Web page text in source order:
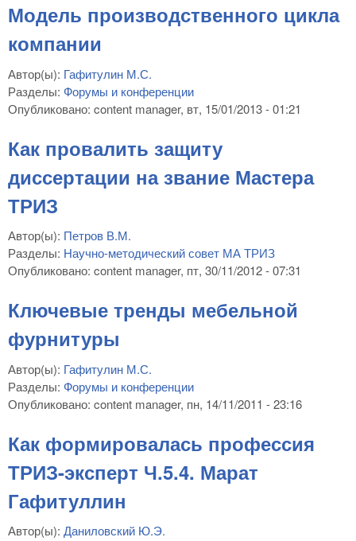
Модель производственного цикла
компании
Автор(ы): Гафитулин М.С.
Разделы: Форумы и конференции
Опубликовано: content manager, вт, 15/01/2013 - 01:21
Как провалить защиту
диссертации на звание Мастера
ТРИЗ
Автор(ы): Петров В.М.
Разделы: Научно-методический совет МА ТРИЗ
Опубликовано: content manager, пт, 30/11/2012 - 07:31
Ключевые тренды мебельной
фурнитуры
Автор(ы): Гафитулин М.С.
Разделы: Форумы и конференции
Опубликовано: content manager, пн, 14/11/2011 - 23:16
Как формировалась профессия
ТРИЗ-эксперт Ч.5.4. Марат
Гафитуллин
Автор(ы): Даниловский Ю.Э.